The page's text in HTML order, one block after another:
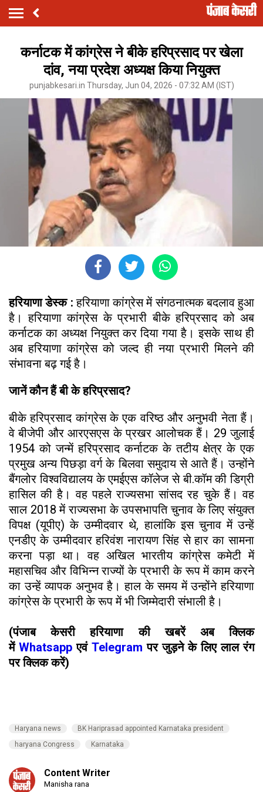
कर्नाटक में कांग्रेस ने बीके हरिप्रसाद पर खेला
दांव, नया प्रदेश अध्यक्ष किया नियुक्त
punjabkesari.in Thursday, Jun 04, 2026 - 07:32 AM (IST)
हरियाणा डेस्क : हरियाणा कांग्रेस में संगठनात्मक बदलाव हुआ
है। हरियाणा कांग्रेस के प्रभारी बीके हरिप्रसाद को अब
कर्नाटक का अध्यक्ष नियुक्त कर दिया गया है। इसके साथ ही
अब हरियाणा कांग्रेस को जल्द ही नया प्रभारी मिलने की
संभावना बढ़ गई है।
जानें कौन हैं बी के हरिप्रसाद?
बीके हरिप्रसाद कांग्रेस के एक वरिष्ठ और अनुभवी नेता हैं।
वे बीजेपी और आरएसएस के प्रखर आलोचक हैं। 29 जुलाई
1954 को जन्में हरिप्रसाद कर्नाटक के तटीय क्षेत्र के एक
प्रमुख अन्य पिछड़ा वर्ग के बिलवा समुदाय से आते हैं। उन्होंने
बैंगलोर विश्वविद्यालय के एमईएस कॉलेज से बी.कॉम की डिग्री
हासिल की है। वह पहले राज्यसभा सांसद रह चुके हैं। वह
साल 2018 में राज्यसभा के उपसभापति चुनाव के लिए संयुक्त
विपक्ष (यूपीए) के उम्मीदवार थे, हालांकि इस चुनाव में उन्हें
एनडीए के उम्मीदवार हरिवंश नारायण सिंह से हार का सामना
करना पड़ा था। वह अखिल भारतीय कांग्रेस कमेटी में
महासचिव और विभिन्न राज्यों के प्रभारी के रूप में काम करने
का उन्हें व्यापक अनुभव है। हाल के समय में उन्होंने हरियाणा
कांग्रेस के प्रभारी के रूप में भी जिम्मेदारी संभाली है।
(पंजाब केसरी हरियाणा की खबरें अब क्लिक
में Whatsappएवं Telegram पर जुड़ने के लिए लाल रंग
पर क्लिक करें)
Haryana news
BK Hariprasad appointed Karnataka president
haryana Congress
Karnataka
Content Writer
Manisha rana